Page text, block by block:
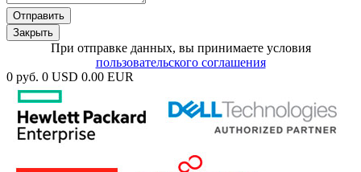
Отправить
Закрыть
При отправке данных, вы принимаете условия
пользовательского соглашения
0 руб. 0 USD 0.00 EUR